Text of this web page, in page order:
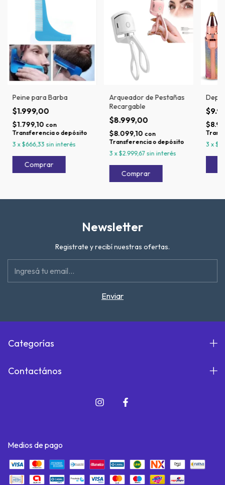
Peine para Barba
$1.999,00
$1.799,10 con
Transferencia o depósito
3 x$666,33 sin interés
Arqueador de Pestañas
Recargable
$8.999,00
$8.099,10 con
Transferencia o depósito
3 x$2.999,67 sin interés
3 x
Newsletter
Registrate y recibí nuestras ofertas.
Categorías
Contactános
Medios de pago